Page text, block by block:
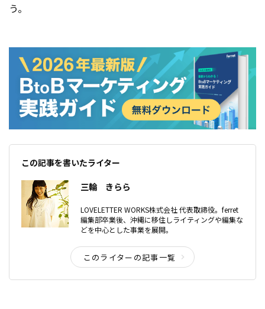
う。
この記事を書いたライター
三輪 きらら
LOVELETTER WORKS株式会社 代表取締役。ferret
編集部卒業後、沖縄に移住しライティングや編集な
どを中心とした事業を展開。
このライターの記事一覧